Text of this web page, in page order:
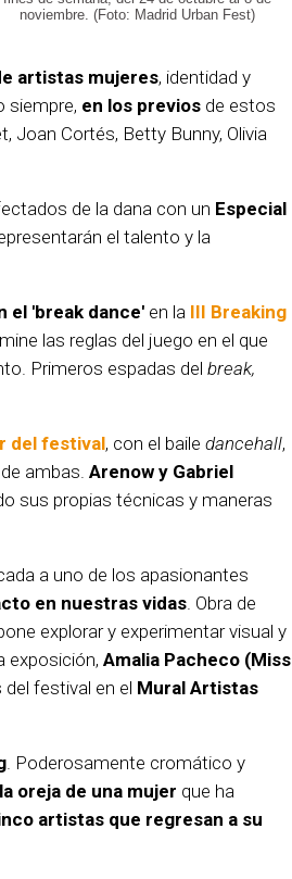
noviembre. (Foto: Madrid Urban Fest)
artistas mujeres, identidad y
siempre, en los previos de estos
Joan Cortés, Betty Bunny, Olivia
de la dana con un Especial
el talento y la
el 'break dance' en la III Breaking
las reglas del juego en el que
Primeros espadas del break,
del festival, con el baile dancehall,
ambas. Arenow y Gabriel
sus propias técnicas y maneras
a uno de los apasionantes
en nuestras vidas. Obra de
explorar y experimentar visual y
exposición, Amalia Pacheco (Miss
festival en el Mural Artistas
. Poderosamente cromático y
oreja de una mujer que ha
artistas que regresan a su